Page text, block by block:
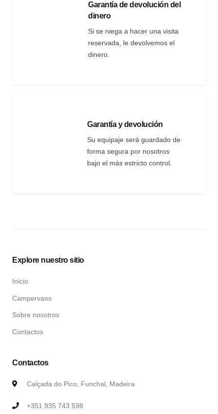
Garantía de devolución del
dinero
Si se niega a hacer una visita
reservada, le devolvemos el
dinero.
Garantía y devolución
Su equipaje será guardado de
forma segura por nosotros
bajo el más estricto control.
Explore nuestro sitio
Inicio
Campervans
Sobre nosotros
Contactos
Contactos
Calçada do Pico, Funchal, Madeira
+351 935 743 598